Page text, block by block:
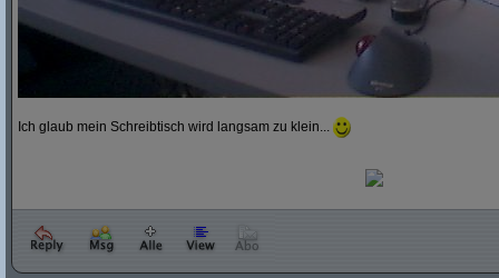
Ich glaub mein Schreibtisch wird langsam zu klein...